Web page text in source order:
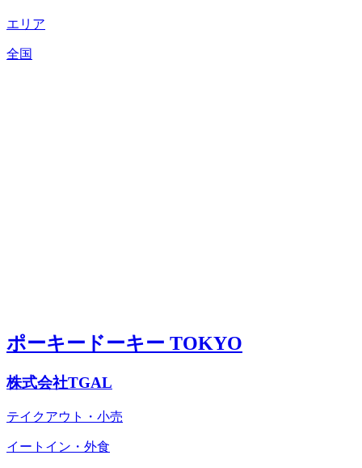
エリア
全国
ポーキードーキー TOKYO
株式会社TGAL
テイクアウト・小売
イートイン・外食